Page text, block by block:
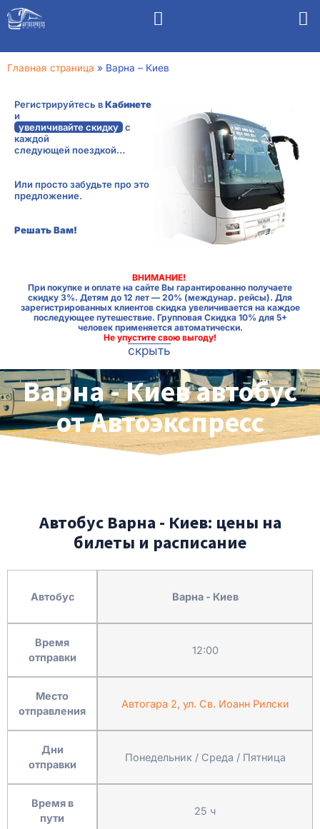
Главная страница » Варна – Киев
Регистрируйтесь вКабинете
и
увеличивайте скидкус
каждой
следующей поездкой…
Или просто забудьте про это
предложение.
Решать Вам!
ВНИМАНИЕ!
При покупке и оплате на сайте Вы гарантированно получаете
скидку 3%. Детям до 12 лет — 20% (междунар. рейсы). Для
зарегистрированных клиентов скидка увеличивается на каждое
последующее путешествие. Групповая Скидка 10% для 5+
человек применяется автоматически.
Не упустите свою выгоду!
скрыть
Варна - Киев автобус
от Автоэкспресс
Автобус Варна - Киев: цены на
билеты и расписание
Автобус
Время
отправки
Место
отправления
Дни
отправки
Время в
пути
Варна - Киев
12:00
Автогара 2, ул. Св. Иоанн Рилски
Понедельник / Среда / Пятница
25 ч